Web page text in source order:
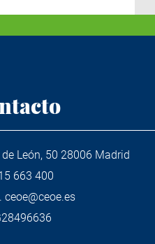
de León, 50 28006 Madrid
663 400
ceoe@ceoe.es